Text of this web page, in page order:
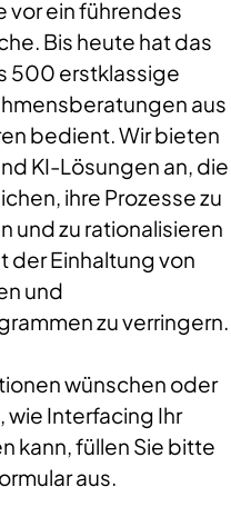
vor ein führendes
Bis heute hat das
500 erstklassige
aus
bedient. Wir bieten
KI-Lösungen an, die
ihre Prozesse zu
und zu rationalisieren
der Einhaltung von
und
zu verringern.
wünschen oder
Interfacing Ihr
kann, füllen Sie bitte
aus.